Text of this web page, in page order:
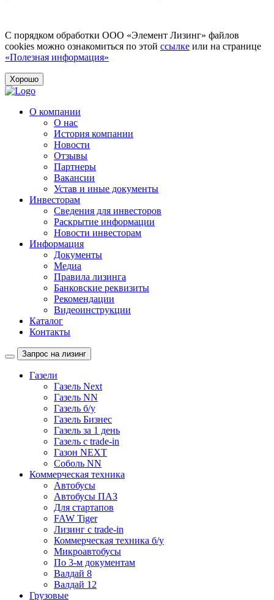
С порядком обработки ООО «Элемент Лизинг» файлов
cookies можно ознакомиться по этой ссылке или на странице
«Полезная информация»
Хорошо
О компании
О нас
История компании
Новости
Отзывы
Партнеры
Вакансии
Устав и иные документы
Инвесторам
Сведения для инвесторов
Раскрытие информации
Новости инвесторам
Информация
Документы
Медиа
Правила лизинга
Банковские реквизиты
Рекомендации
Видеоинструкции
Каталог
Контакты
Запрос на лизинг
Газели
Газель Next
Газель NN
Газель б/у
Газель Бизнес
Газель за 1 день
Газель с trade-in
Газон NEXT
Соболь NN
Коммерческая техника
Автобусы
Автобусы ПАЗ
Для стартапов
FAW Tiger
Лизинг с trade-in
Коммерческая техника б/у
Микроавтобусы
По 3-м документам
Валдай 8
Валдай 12
Грузовые